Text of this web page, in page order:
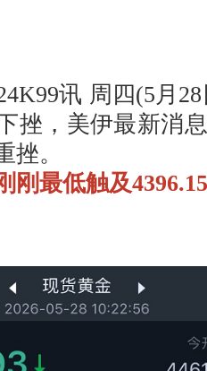
讯 周四(5月
挫，美伊最新消
挫。
刚最低触及